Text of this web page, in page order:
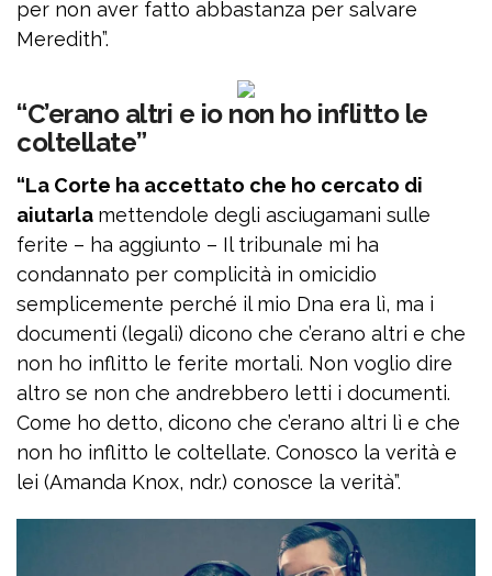
per non aver fatto abbastanza per salvare
Meredith”.
“C’erano altri e io non ho inflitto le
coltellate”
“La Corte ha accettato che ho cercato di
aiutarla mettendole degli asciugamani sulle
ferite – ha aggiunto – Il tribunale mi ha
condannato per complicità in omicidio
semplicemente perché il mio Dna era lì, ma i
documenti (legali) dicono che c’erano altri e che
non ho inflitto le ferite mortali. Non voglio dire
altro se non che andrebbero letti i documenti.
Come ho detto, dicono che c’erano altri lì e che
non ho inflitto le coltellate. Conosco la verità e
lei (Amanda Knox, ndr.) conosce la verità”.